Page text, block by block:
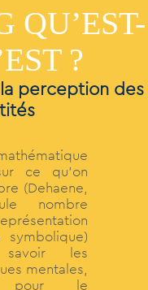
QU’EST-
?
perception des
ce qu’on
(Dehaene,
nombre
symbolique)
les
mentales,
pour le